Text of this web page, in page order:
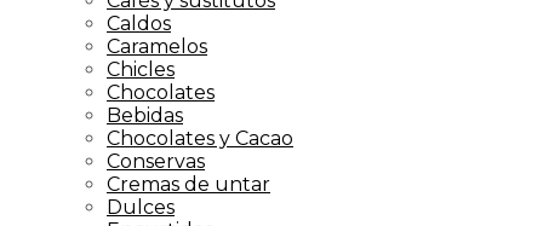
Caldos
Caramelos
Chicles
Chocolates
Bebidas
Chocolates y Cacao
Conservas
Cremas de untar
Dulces